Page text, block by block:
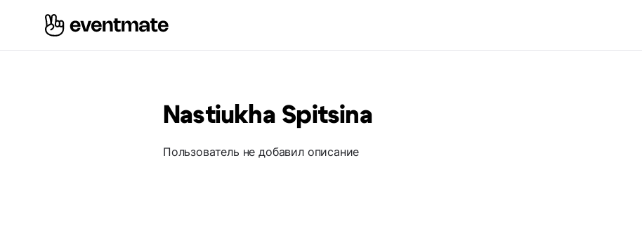
Nastiukha Spitsina
Пользователь не добавил описание